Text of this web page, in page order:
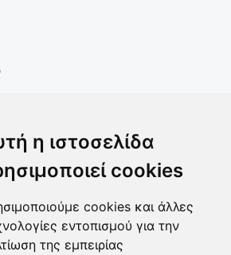
η ιστοσελίδα
cookies
cookies και άλλες
εντοπισμού για την
της εμπειρίας